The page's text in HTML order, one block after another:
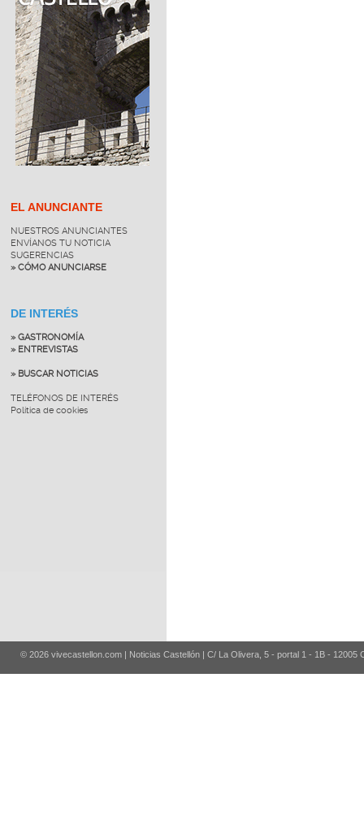
EL ANUNCIANTE
NUESTROS ANUNCIANTES
ENVÍANOS TU NOTICIA
SUGERENCIAS
» CÓMO ANUNCIARSE
DE INTERÉS
» GASTRONOMÍA
» ENTREVISTAS
» BUSCAR NOTICIAS
TELÉFONOS DE INTERÉS
Política de cookies
© 2026 vivecastellon.com | Noticias Castellón | C/ La Olivera, 5 - portal 1 - 1B - 12005